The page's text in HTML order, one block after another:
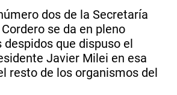
dos de la Secretaría
se da en pleno
que dispuso el
Javier Milei en esa
resto de los organismos del